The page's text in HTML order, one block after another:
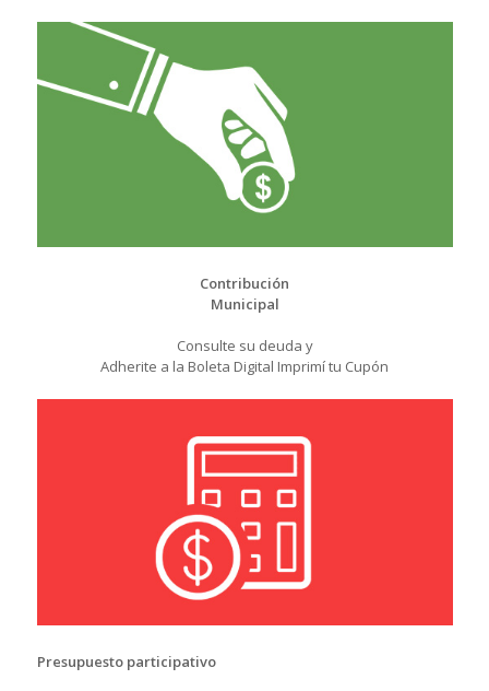
Contribución
Municipal
Consulte su deuda y
Adherite a la Boleta Digital Imprimí tu Cupón
Presupuesto participativo